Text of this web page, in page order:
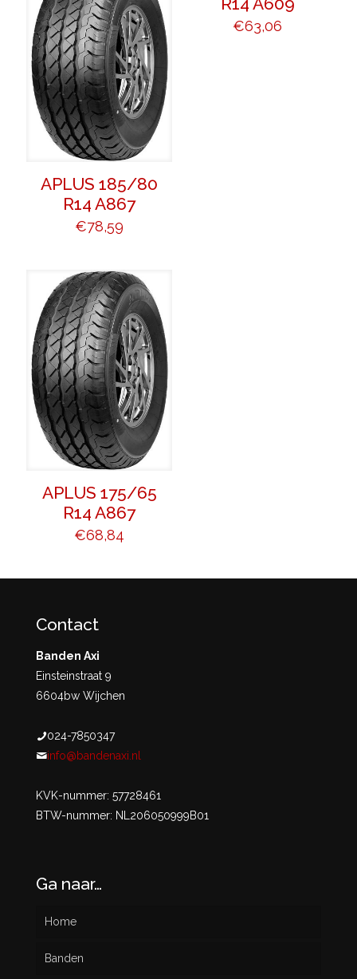
APLUS 185/80
R14 A867
€78,59
€63,06
APLUS 175/65
R14 A867
€68,84
Contact
Banden Axi
Einsteinstraat 9
6604bw Wijchen
024-7850347
info@bandenaxi.nl
KVK-nummer: 57728461
BTW-nummer: NL206050999B01
Ga naar…
Home
Banden